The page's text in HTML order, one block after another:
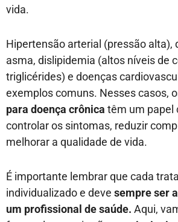
vida.
Hipertensão arterial (pressão alta),
asma, dislipidemia (altos níveis de
triglicérides) e doenças
exemplos comuns. Nesses casos,
para doença crônica têm um papel
controlar os sintomas, reduzir
melhorar a qualidade de vida.
É importante lembrar que cada
individualizado e deve sempre ser
um profissional de saúde. Aqui,